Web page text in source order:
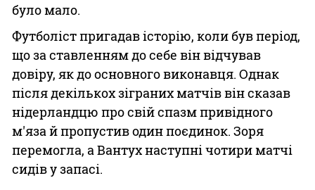
було мало.
Футболіст пригадав історію, коли був період,
що за ставленням до себе він відчував
довіру, як до основного виконавця. Однак
після декількох зіграних матчів він сказав
нідерландцю про свій спазм привідного
м'яза й пропустив один поєдинок. Зоря
перемогла, а Вантух наступні чотири матчі
сидів у запасі.